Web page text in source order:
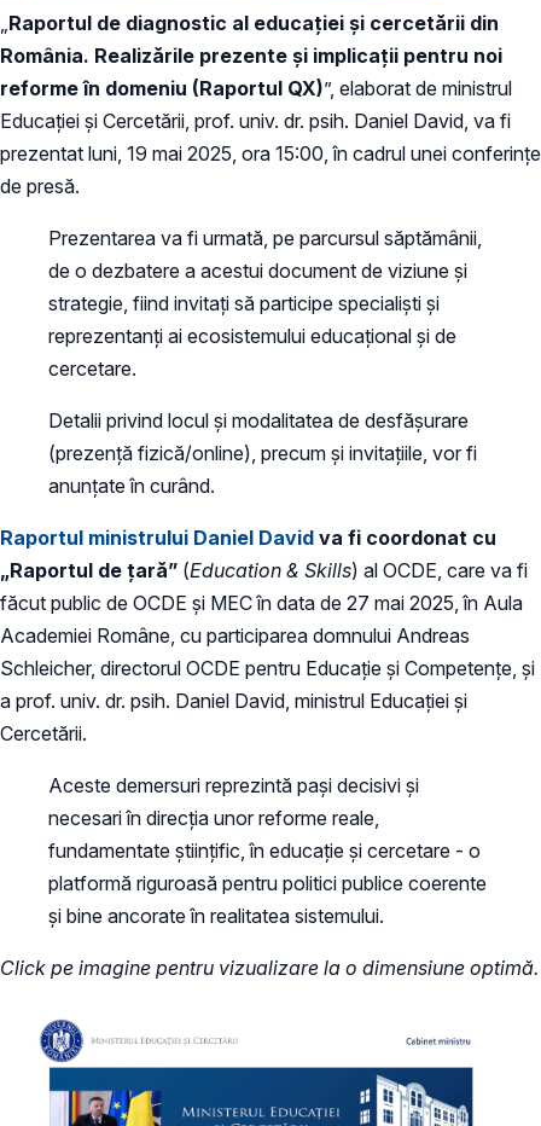
Raportul de diagnostic al educației și cercetării din
România. Realizările prezente și implicații pentru noi
reforme în domeniu (Raportul QX)”, elaborat de ministrul
Educației și Cercetării, prof. univ. dr. psih. Daniel David, va fi
prezentat luni, 19 mai 2025, ora 15:00, în cadrul unei conferințe
de presă.
Prezentarea va fi urmată, pe parcursul săptămânii,
de o dezbatere a acestui document de viziune și
strategie, fiind invitați să participe specialiști și
reprezentanți ai ecosistemului educațional și de
cercetare.
Detalii privind locul și modalitatea de desfășurare
(prezență fizică/online), precum și invitațiile, vor fi
anunțate în curând.
Raportul ministrului Daniel David va fi coordonat cu
„Raportul de țară” (Education & Skills) al OCDE, care va fi
făcut public de OCDE și MEC în data de 27 mai 2025, în Aula
Academiei Române, cu participarea domnului Andreas
Schleicher, directorul OCDE pentru Educație și Competențe, și
a prof. univ. dr. psih. Daniel David, ministrul Educației și
Cercetării.
Aceste demersuri reprezintă pași decisivi și
necesari în direcția unor reforme reale,
fundamentate științific, în educație și cercetare - o
platformă riguroasă pentru politici publice coerente
și bine ancorate în realitatea sistemului.
Click pe imagine pentru vizualizare la o dimensiune optimă.